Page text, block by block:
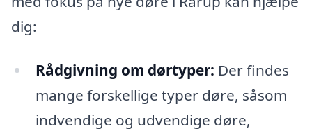
dig:
Rådgivning om dørtyper: Der findes
mange forskellige typer døre, såsom
indvendige og udvendige døre,